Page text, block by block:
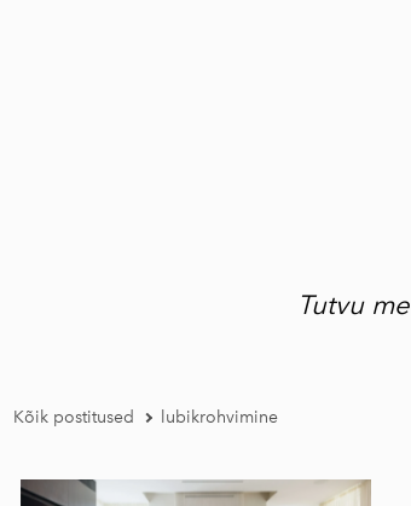
Tutvu
Kõik postitused lubikrohvimine